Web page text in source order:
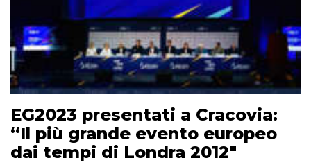
EG2023 presentati a Cracovia:
“Il più grande evento europeo
dai tempi di Londra 2012″